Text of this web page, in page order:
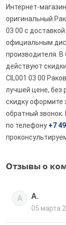
Интернет-
оригинальный
03 00 с
официальным
производителя. В
действуют
CIL001 03 00
лучшей цене, без
скидку оформите
обратный звонок.
по телефону +7
Отзывы о
А А.
05 марта